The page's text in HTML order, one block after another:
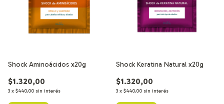
Shock Aminoácidos x20g
$1.320,00
3 x $440,00 sin interés
Shock Keratina Natural x20g
$1.320,00
3 x $440,00 sin interés